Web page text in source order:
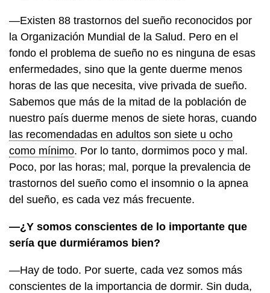
—Existen 88 trastornos del sueño reconocidos por
la Organización Mundial de la Salud. Pero en el
fondo el problema de sueño no es ninguna de esas
enfermedades, sino que la gente duerme menos
horas de las que necesita, vive privada de sueño.
Sabemos que más de la mitad de la población de
nuestro país duerme menos de siete horas, cuando
las recomendadas en adultos son siete u ocho
como mínimo. Por lo tanto, dormimos poco y mal.
Poco, por las horas; mal, porque la prevalencia de
trastornos del sueño como el insomnio o la apnea
del sueño, es cada vez más frecuente.
—¿Y somos conscientes de lo importante que
sería que durmiéramos bien?
—Hay de todo. Por suerte, cada vez somos más
conscientes de la importancia de dormir. Sin duda,